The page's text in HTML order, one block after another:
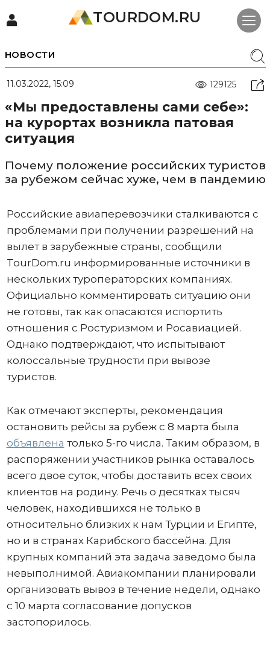
TOURDOM.RU
НОВОСТИ
11.03.2022, 15:09 129125
«Мы предоставлены сами себе»:
на курортах возникла патовая
ситуация
Почему положение российских туристов
за рубежом сейчас хуже, чем в пандемию
Российские авиаперевозчики сталкиваются с
проблемами при получении разрешений на
вылет в зарубежные страны, сообщили
TourDom.ru информированные источники в
нескольких туроператорских компаниях.
Официально комментировать ситуацию они
не готовы, так как опасаются испортить
отношения с Ростуризмом и Росавиацией.
Однако подтверждают, что испытывают
колоссальные трудности при вывозе
туристов.
Как отмечают эксперты, рекомендация
остановить рейсы за рубеж с 8 марта была
объявлена только 5-го числа. Таким образом, в
распоряжении участников рынка оставалось
всего двое суток, чтобы доставить всех своих
клиентов на родину. Речь о десятках тысяч
человек, находившихся не только в
относительно близких к нам Турции и Египте,
но и в странах Карибского бассейна. Для
крупных компаний эта задача заведомо была
невыполнимой. Авиакомпании планировали
организовать вывоз в течение недели, однако
с 10 марта согласование допусков
застопорилось.